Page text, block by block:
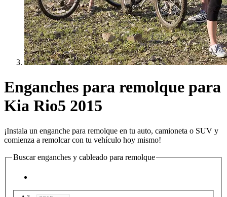
Enganches para remolque para
Kia Rio5 2015
¡Instala un enganche para remolque en tu auto, camioneta o SUV y
comienza a remolcar con tu vehículo hoy mismo!
Buscar enganches y cableado para remolque